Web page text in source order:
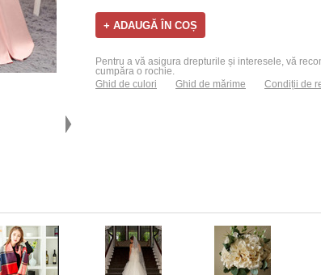
Pentru a vă asigura drepturile și interesele, vă
cumpăra o rochie.
Ghid de culori
Ghid de mărime Condiții de